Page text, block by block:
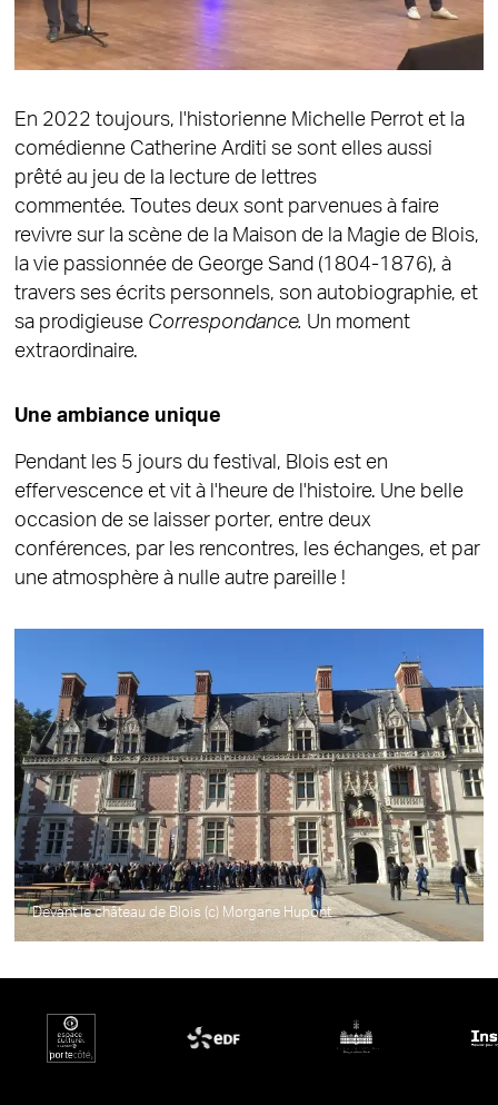
En 2022 toujours, l'historienne Michelle Perrot et la
comédienne Catherine Arditi se sont elles aussi
prêté au jeu de la lecture de lettres
commentée. Toutes deux sont parvenues à faire
revivre sur la scène de la Maison de la Magie de Blois,
la vie passionnée de George Sand (1804-1876), à
travers ses écrits personnels, son autobiographie, et
sa prodigieuse Correspondance. Un moment
extraordinaire.
Une ambiance unique
Pendant les 5 jours du festival, Blois est en
effervescence et vit à l'heure de l'histoire. Une belle
occasion de se laisser porter, entre deux
conférences, par les rencontres, les échanges, et par
une atmosphère à nulle autre pareille !
Devant le château de Blois (c) Morgane Hupont